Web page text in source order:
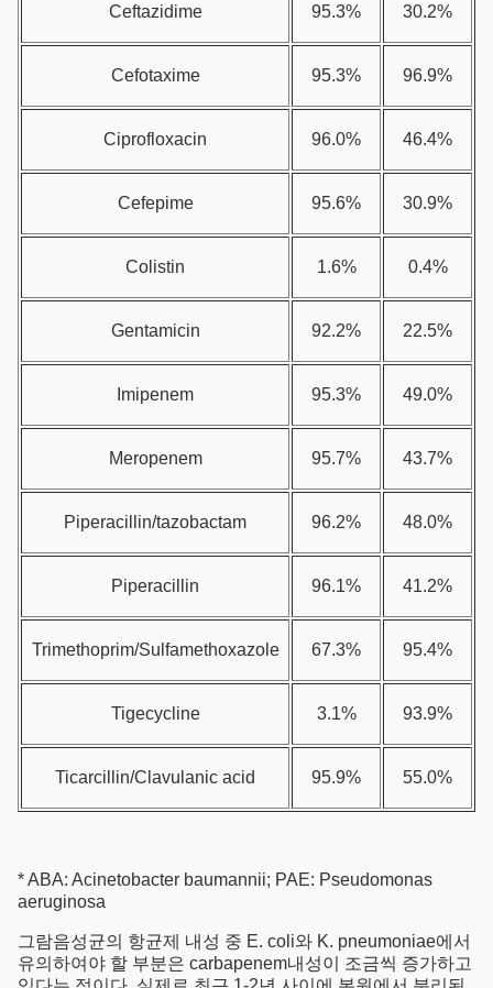
Ceftazidime 95.3% 30.2%
Cefotaxime 95.3% 96.9%
Ciprofloxacin 96.0% 46.4%
Cefepime 95.6% 30.9%
Colistin 1.6% 0.4%
Gentamicin 92.2% 22.5%
Imipenem 95.3% 49.0%
Meropenem 95.7% 43.7%
Piperacillin/tazobactam 96.2% 48.0%
Piperacillin 96.1% 41.2%
Trimethoprim/Sulfamethoxazole 67.3% 95.4%
Tigecycline 3.1% 93.9%
Ticarcillin/Clavulanic acid 95.9% 55.0%
* ABA: Acinetobacter baumannii; PAE: Pseudomonas
aeruginosa
그람음성균의 항균제 내성 중 E. coli와 K. pneumoniae에서
유의하여야 할 부분은 carbapenem내성이 조금씩 증가하고